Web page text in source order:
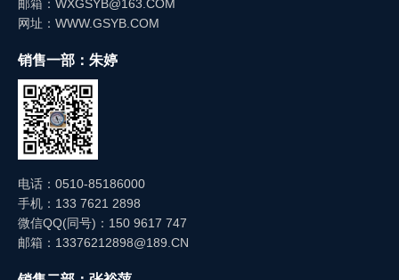
邮箱：WXGSYB@163.COM
网址：WWW.GSYB.COM
销售一部：朱婷
电话：0510-85186000
手机：133 7621 2898
微信QQ(同号)：150 9617 747
邮箱：13376212898@189.CN